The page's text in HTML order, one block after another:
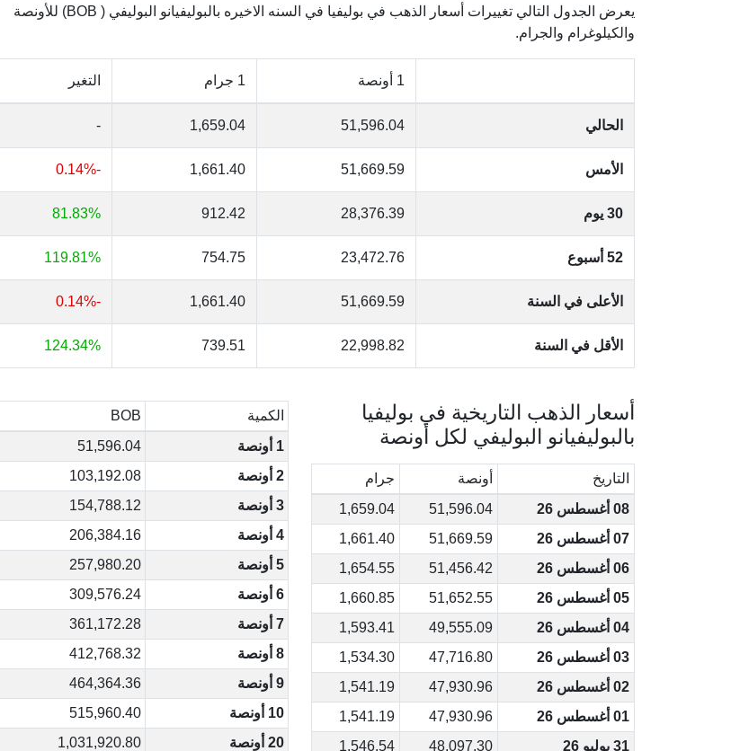
يعرض الجدول التالي تغييرات أسعار الذهب في بوليفيا في السنه الاخيره بالبوليفيانو البوليفي ( BOB) للأونصة
والكيلوغرام والجرام.
1 أونصة 1 جرام التغير
الحالي 51,596.04
1,659.04
-
الأمس 51,669.59
1,661.40
-0.14%
30 يوم 28,376.39
912.42
81.83%
52 أسبوع 23,472.76
754.75
119.81%
الأعلى في السنة 51,669.59
1,661.40
-0.14%
الأقل في السنة 22,998.82
739.51
124.34%
أسعار الذهب التاريخية في بوليفيا
بالبوليفيانو البوليفي لكل أونصة
التاريخ أونصة
جرام
08 أغسطس 26
51,596.04
1,659.04
07 أغسطس 26
51,669.59
1,661.40
06 أغسطس 26
51,456.42
1,654.55
05 أغسطس 26
51,652.55
1,660.85
04 أغسطس 26
49,555.09
1,593.41
03 أغسطس 26
47,716.80
1,534.30
02 أغسطس 26
47,930.96
1,541.19
01 أغسطس 26
47,930.96
1,541.19
31 يوليو 26
48,097.30
1,546.54
الكمية
BOB
1 أونصة
51,596.04
2 أونصة
103,192.08
3 أونصة
154,788.12
4 أونصة
206,384.16
5 أونصة
257,980.20
6 أونصة
309,576.24
7 أونصة
361,172.28
8 أونصة
412,768.32
9 أونصة
464,364.36
10 أونصة
515,960.40
20 أونصة
1,031,920.80